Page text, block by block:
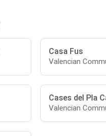
Casa Fus
Valencian
Cases del Pla
Valencian